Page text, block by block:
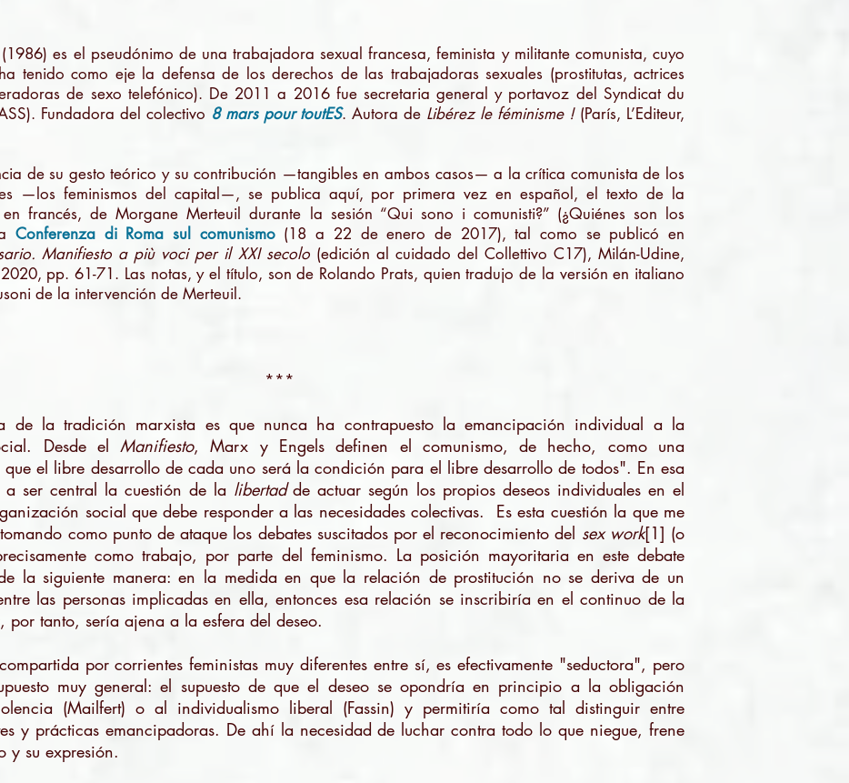
es el pseudónimo de una trabajadora sexual francesa, feminista y militante comunista, cuyo
tenido como eje la defensa de los derechos de las trabajadoras sexuales (prostitutas, actrices
de sexo telefónico). De 2011 a 2016 fue secretaria general y portavoz del Syndicat du
Fundadora del colectivo 8 mars pour toutES. Autora de Libérez le féminisme !(París, L’Editeur,
de su gesto teórico y su contribución —tangibles en ambos casos— a la crítica comunista de los
—los feminismos del capital—, se publica aquí, por primera vez en español, el texto de la
francés, de Morgane Merteuil durante la sesión “Qui sono i comunisti?” (¿Quiénes son los
Conferenza di Roma sul comunismo(18 a 22 de enero de 2017), tal como se publicó en
Manifiesto a più voci per il XXI secolo(edición al cuidado del Collettivo C17), Milán-Udine,
pp. 61-71. Las notas, y el título, son de Rolando Prats, quien tradujo de la versión en italiano
de la intervención de Merteuil.
***
de la tradición marxista es que nunca ha contrapuesto la emancipación individual a la
Desde elManifiesto, Marx y Engels definen el comunismo, de hecho, como una
el libre desarrollo de cada uno será la condición para el libre desarrollo de todos". En esa
a ser central la cuestión de la libertadde actuar según los propios deseos individuales en el
social que debe responder a las necesidades colectivas. Es esta cuestión la que me
como punto de ataque los debates suscitados por el reconocimiento del sex work[1] (o
como trabajo, por parte del feminismo. La posición mayoritaria en este debate
la siguiente manera: en la medida en que la relación de prostitución no se deriva de un
las personas implicadas en ella, entonces esa relación se inscribiría en el continuo de la
por tanto, sería ajena a la esfera del deseo.
por corrientes feministas muy diferentes entre sí, es efectivamente "seductora", pero
muy general: el supuesto de que el deseo se opondría en principio a la obligación
(Mailfert) o al individualismo liberal (Fassin) y permitiría como tal distinguir entre
y prácticas emancipadoras. De ahí la necesidad de luchar contra todo lo que niegue, frene
y su expresión.